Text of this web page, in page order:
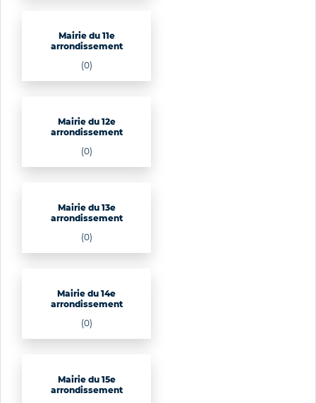
Mairie du 11e
arrondissement
(0)
Mairie du 12e
arrondissement
(0)
Mairie du 13e
arrondissement
(0)
Mairie du 14e
arrondissement
(0)
Mairie du 15e
arrondissement